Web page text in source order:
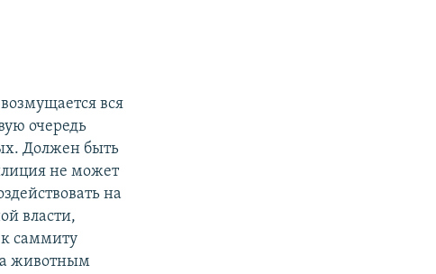
вся
очередь
Должен быть
не может
на
власти,
к саммиту
а животным